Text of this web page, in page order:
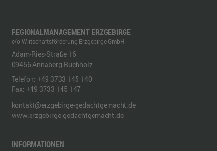
REGIONALMANAGEMENT ERZGEBIRGE
c/o Wirtschaftsförderung Erzgebirge GmbH
Adam-Ries-Straße 16
09456 Annaberg-Buchholz
Telefon: +49 3733 145 140
Fax: +49 3733 145 147
kontakt@erzgebirge-gedachtgemacht.de
www.erzgebirge-gedachtgemacht.de
INFORMATIONEN